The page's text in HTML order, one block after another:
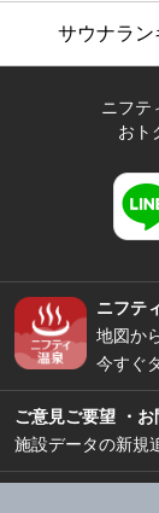
サウナラン
ニフテ
おト
ニフテ
地図か
今すぐ
ご意見ご要望 ・
施設データの新規